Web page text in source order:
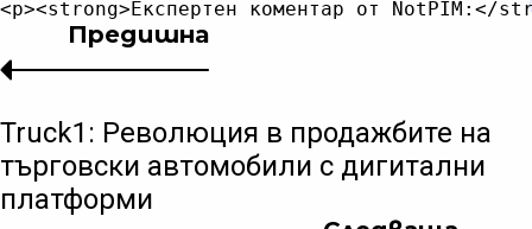
Предишна
Truck1: Революция в продажбите на
търговски автомобили с дигитални
платформи